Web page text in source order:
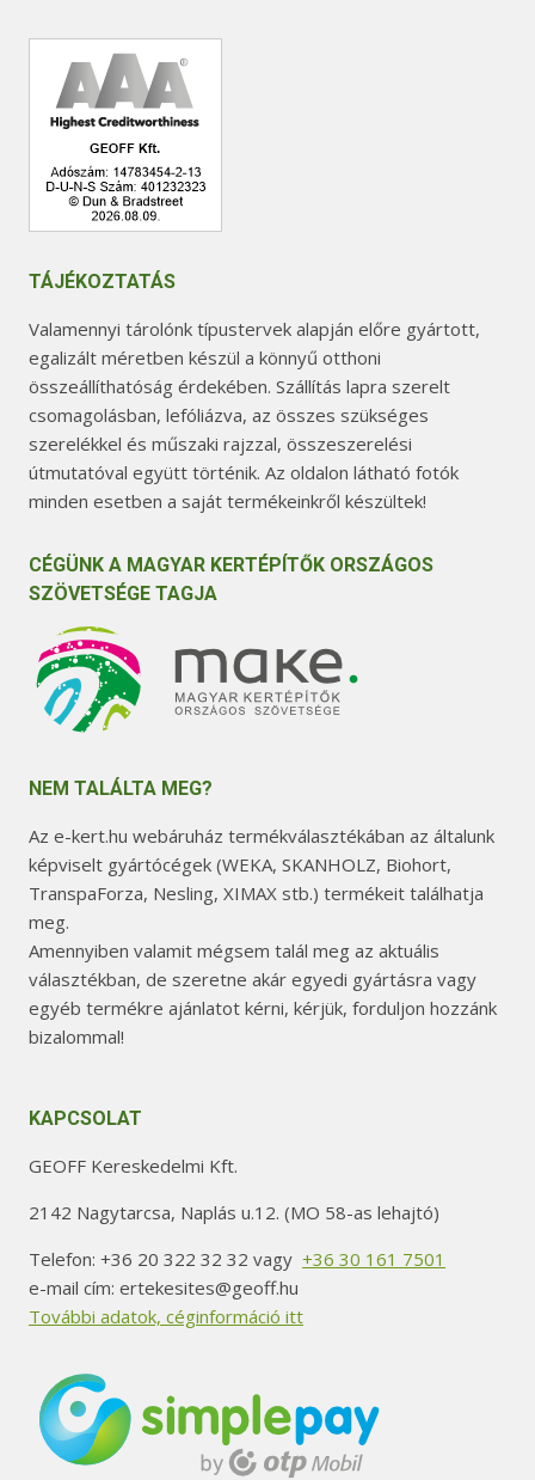
TÁJÉKOZTATÁS
Valamennyi tárolónk típustervek alapján előre gyártott,
egalizált méretben készül a könnyű otthoni
összeállíthatóság érdekében. Szállítás lapra szerelt
csomagolásban, lefóliázva, az összes szükséges
szerelékkel és műszaki rajzzal, összeszerelési
útmutatóval együtt történik. Az oldalon látható fotók
minden esetben a saját termékeinkről készültek!
CÉGÜNK A MAGYAR KERTÉPÍTŐK ORSZÁGOS
SZÖVETSÉGE TAGJA
NEM TALÁLTA MEG?
Az e-kert.hu webáruház termékválasztékában az általunk
képviselt gyártócégek (WEKA, SKANHOLZ, Biohort,
TranspaForza, Nesling, XIMAX stb.) termékeit találhatja
meg.
Amennyiben valamit mégsem talál meg az aktuális
választékban, de szeretne akár egyedi gyártásra vagy
egyéb termékre ajánlatot kérni, kérjük, forduljon hozzánk
bizalommal!
KAPCSOLAT
GEOFF Kereskedelmi Kft.
2142 Nagytarcsa, Naplás u.12. (MO 58-as lehajtó)
Telefon: +36 20 322 32 32 vagy +36 30 161 7501
e-mail cím: ertekesites@geoff.hu
További adatok, céginformáció itt